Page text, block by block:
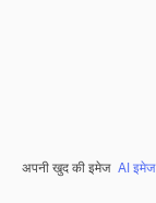
अपनी खुद की इमेज AI